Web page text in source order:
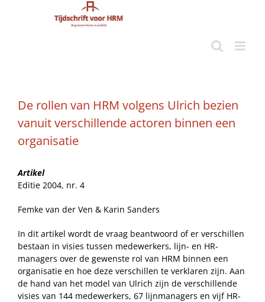
De rollen van HRM volgens Ulrich bezien
vanuit verschillende actoren binnen een
organisatie
Artikel
Editie 2004, nr. 4
Femke van der Ven & Karin Sanders
In dit artikel wordt de vraag beantwoord of er verschillen
bestaan in visies tussen medewerkers, lijn- en HR-
managers over de gewenste rol van HRM binnen een
organisatie en hoe deze verschillen te verklaren zijn. Aan
de hand van het model van Ulrich zijn de verschillende
visies van 144 medewerkers, 67 lijnmanagers en vijf HR-